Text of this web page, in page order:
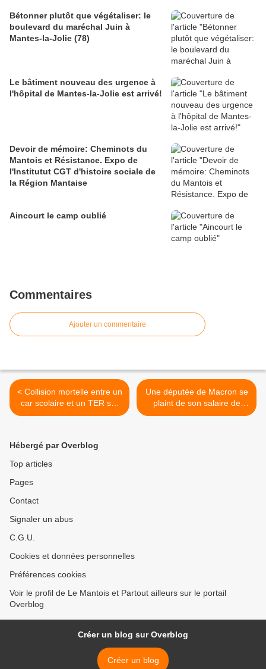
Bétonner plutôt que végétaliser: le
boulevard du maréchal Juin à
Mantes-la-Jolie (78)
Le bâtiment nouveau des urgence à
l'hôpital de Mantes-la-Jolie est arrivé!
Devoir de mémoire: Cheminots du
Mantois et Résistance. Expo de
l'Institutut CGT d'histoire sociale de
la Région Mantaise
Aincourt le camp oublié
Commentaires
Ajouter un commentaire
< Collision mortelle entre un
car scolaire et un TER sur
le passage à niveau de
Une députée de Macron se
plaint de son salaire de
député >
Hébergé par Overblog
Top articles
Pages
Contact
Signaler un abus
C.G.U.
Cookies et données personnelles
Préférences cookies
Voir le profil de Le Mantois et Partout ailleurs sur le portail
Overblog
Créer un blog sur Overblog
Créer un blog